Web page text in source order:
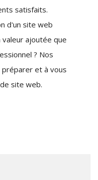
satisfaits.
d'un site web
ajoutée que
? Nos
et à vous
site web.